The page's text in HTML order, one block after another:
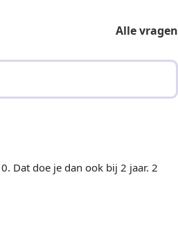
Alle vragen
Dat doe je dan ook bij 2 jaar. 2